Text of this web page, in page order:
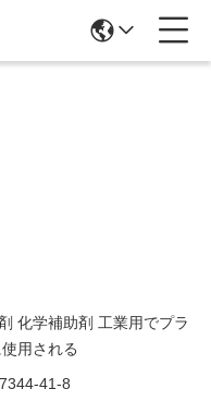
化学補助剤 工業用でプラ
用される
41-8